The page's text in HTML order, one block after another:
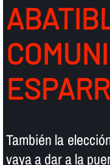
También la
vaya a dar a la